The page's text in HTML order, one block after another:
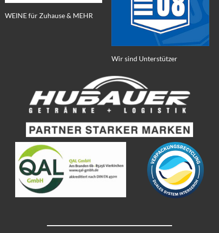
WEINE für Zuhause & MEHR
Wir sind Unterstützer